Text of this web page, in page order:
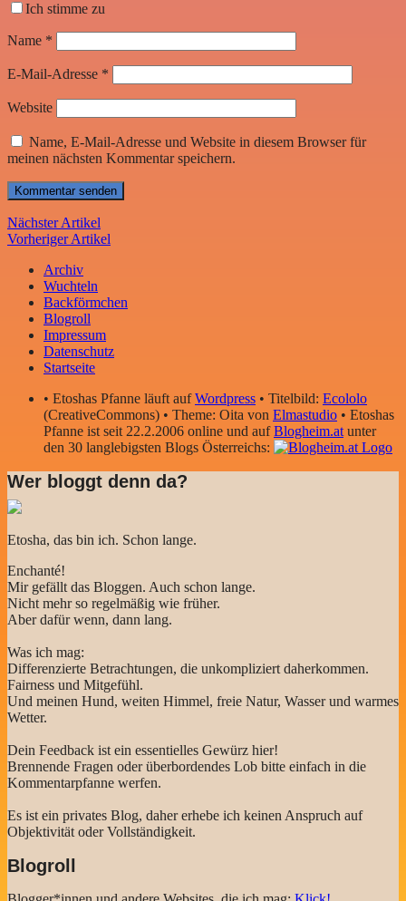
Ich stimme zu
Name *
E-Mail-Adresse *
Website
Name, E-Mail-Adresse und Website in diesem Browser für
meinen nächsten Kommentar speichern.
Nächster Artikel
Vorheriger Artikel
Archiv
Wuchteln
Backförmchen
Blogroll
Impressum
Datenschutz
Startseite
• Etoshas Pfanne läuft aufWordpress • Titelbild: Ecololo
(CreativeCommons) • Theme: Oita von Elmastudio • Etoshas
Pfanne ist seit 22.2.2006 online und aufBlogheim.atunter
den 30 langlebigsten Blogs Österreichs:
Wer bloggt denn da?
Etosha, das bin ich. Schon lange.
Enchanté!
Mir gefällt das Bloggen. Auch schon lange.
Nicht mehr so regelmäßig wie früher.
Aber dafür wenn, dann lang.
Was ich mag:
Differenzierte Betrachtungen, die unkompliziert daherkommen.
Fairness und Mitgefühl.
Und meinen Hund, weiten Himmel, freie Natur, Wasser und warmes
Wetter.
Dein Feedback ist ein essentielles Gewürz hier!
Brennende Fragen oder überbordendes Lob bitte einfach in die
Kommentarpfanne werfen.
Es ist ein privates Blog, daher erhebe ich keinen Anspruch auf
Objektivität oder Vollständigkeit.
Blogroll